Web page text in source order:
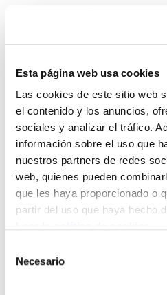
Esta página web usa cookies
Las cookies de este sitio web
el contenido y los anuncios,
sociales y analizar el tráfico.
información sobre el uso que
nuestros partners de redes
web, quienes pueden
que les haya proporcionado o
partir del uso que haya hecho
Necesario
Enbata +
Enbata - Alda 2238
POLÍTICA DE
POLÍTICA DE PRIVACIDAD
Barrainkua 13 - 48009